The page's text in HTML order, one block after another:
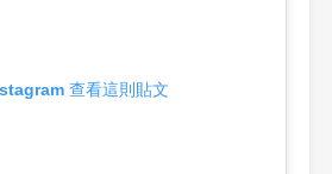
查看這則貼文